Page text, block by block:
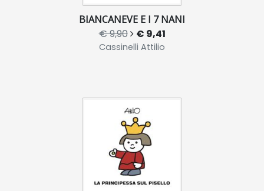
BIANCANEVE E I 7 NANI
€ 9,90 € 9,41
Cassinelli Attilio